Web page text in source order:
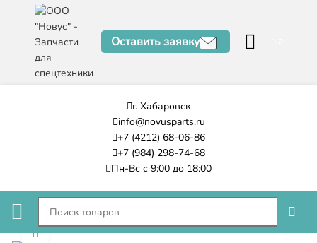
Оставить заявку
г. Хабаровск
info@novusparts.ru
+7 (4212) 68-06-86
+7 (984) 298-74-68
Пн-Вс с 9:00 до 18:00
Нажмите, чтобы увеличить